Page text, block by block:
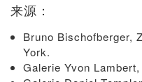
来源：
Bruno Bischofberger,
York.
Galerie Yvon